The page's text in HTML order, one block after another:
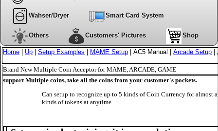
Wahser/Dryer Smart Card System
Others Customers' Pictures Shop
Home Up Setup Examples MAME Setup AC5 Manual Arcade Setup
Brand New Multiple Coin Acceptor for MAME, ARCADE, GAME
support Multiple coins, take all the coins from your customer's pockets.
Can setup to recognize up to 5 kinds of Coin Currency for almost
kinds of tokens at anytime